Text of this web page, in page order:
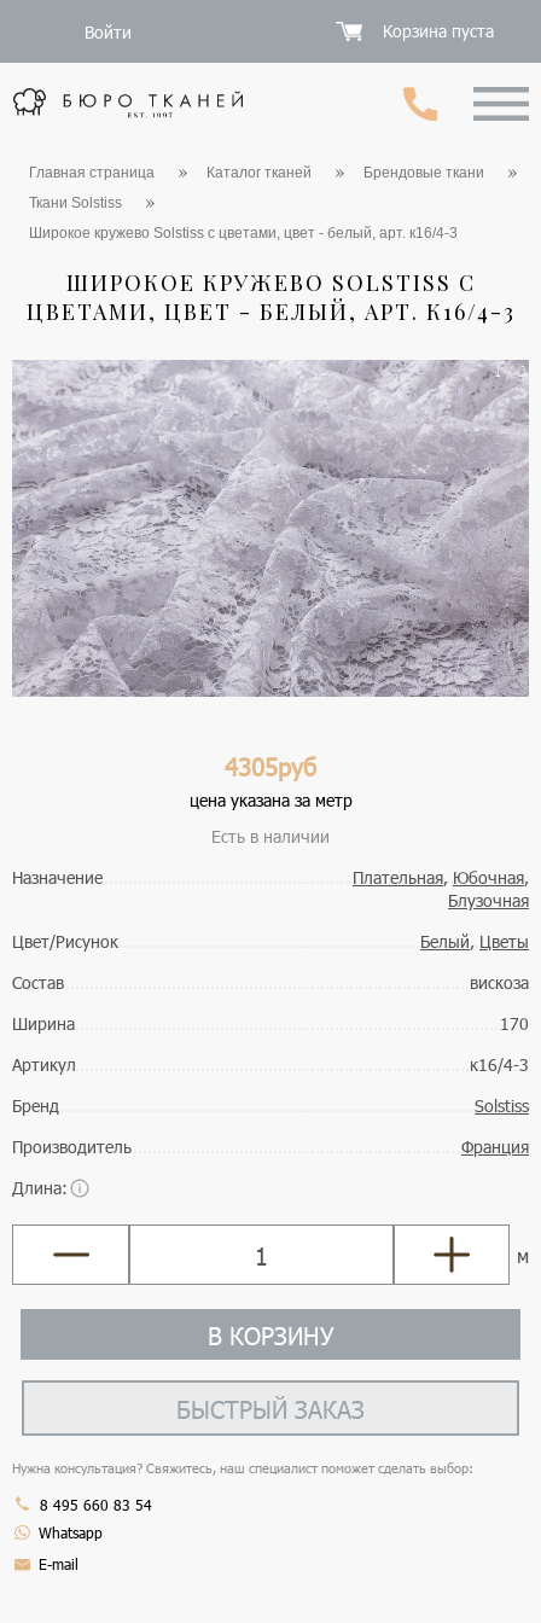
Войти Корзина пуста
Главная страница Каталог тканей
Брендовые ткани
Ткани Solstiss
Широкое кружево Solstiss с цветами, цвет - белый, арт. к16/4-3
ШИРОКОЕ КРУЖЕВО SOLSTISS С
ЦВЕТАМИ, ЦВЕТ - БЕЛЫЙ, АРТ. К16/4-3
1 / 3
4305руб
цена указана за метр
Есть в наличии
Назначение
Плательная, Юбочная,
Блузочная
Цвет/Рисунок
Белый, Цветы
Состав
вискоза
Ширина
170
Артикул
к16/4-3
Бренд
Solstiss
Производитель
Франция
Длина:
м
В КОРЗИНУ
БЫСТРЫЙ ЗАКАЗ
Нужна консультация? Свяжитесь, наш специалист поможет сделать выбор:
8 495 660 83 54
Whatsapp
E-mail